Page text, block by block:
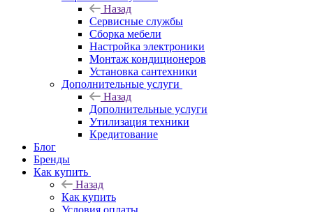
Назад
Сервисные службы
Сборка мебели
Настройка электроники
Монтаж кондиционеров
Установка сантехники
Дополнительные услуги
Назад
Дополнительные услуги
Утилизация техники
Кредитование
Блог
Бренды
Как купить
Назад
Как купить
Условия оплаты